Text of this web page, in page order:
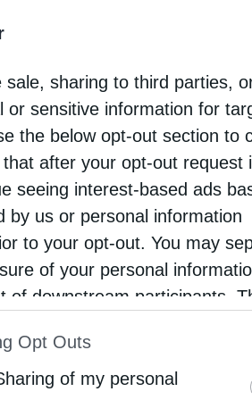
sharing to third parties,
or sensitive information for
the below opt-out section to
after your opt-out request
seeing interest-based ads
by us or personal information
to your opt-out. You may
of your personal
of downstream participants.
that may further
Opt Outs
of my personal
ως εξής:
και Οικονομικών και
στο υπουργείο σας και στο
Να ξεκινήσω με τα πρόσφατα
μερικός ανασχηματισμός,
εκλογές ενδεχομένως; Σε
και τους ανασχηματισμούς
αυτό το σκεπτικό του